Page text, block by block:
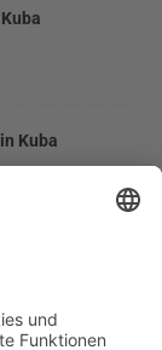
Kuba